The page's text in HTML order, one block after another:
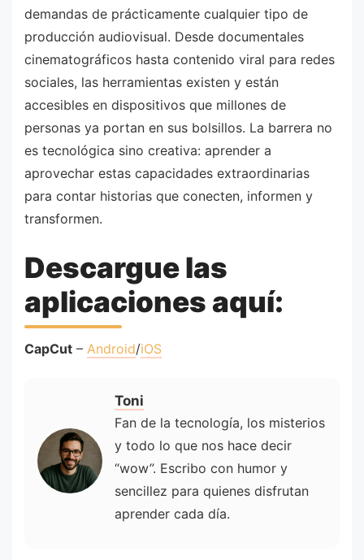
demandas de prácticamente cualquier tipo de
producción audiovisual. Desde documentales
cinematográficos hasta contenido viral para redes
sociales, las herramientas existen y están
accesibles en dispositivos que millones de
personas ya portan en sus bolsillos. La barrera no
es tecnológica sino creativa: aprender a
aprovechar estas capacidades extraordinarias
para contar historias que conecten, informen y
transformen.
Descargue las
aplicaciones aquí:
CapCut – Android/iOS
Toni
Fan de la tecnología, los misterios
y todo lo que nos hace decir
“wow”. Escribo con humor y
sencillez para quienes disfrutan
aprender cada día.